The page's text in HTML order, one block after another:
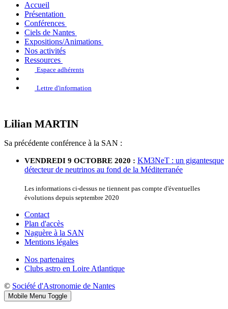
Accueil
Présentation
Conférences
Ciels de Nantes
Expositions/Animations
Nos activités
Ressources
Espace adhérents
Lettre d'information
Lilian MARTIN
Sa précédente conférence à la SAN :
VENDREDI 9 OCTOBRE 2020 : KM3NeT : un gigantesque
détecteur de neutrinos au fond de la Méditerranée
Les informations ci-dessus ne tiennent pas compte d'éventuelles
évolutions depuis septembre 2020
Contact
Plan d'accès
Naguère à la SAN
Mentions légales
Nos partenaires
Clubs astro en Loire Atlantique
© Société d'Astronomie de Nantes
Mobile Menu Toggle